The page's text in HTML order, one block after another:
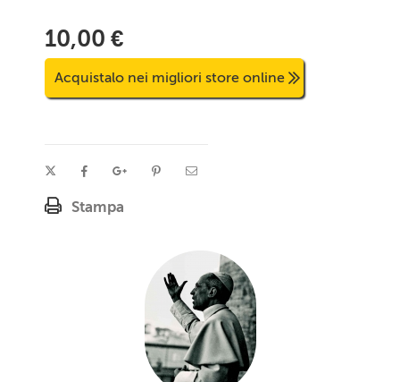
10,00 €
Acquistalo nei migliori store online
Stampa